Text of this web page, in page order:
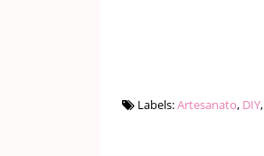
Labels:Artesanato, DIY,